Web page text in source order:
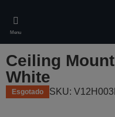
main
content
Menu
Ceiling
White
Esgotado SKU: